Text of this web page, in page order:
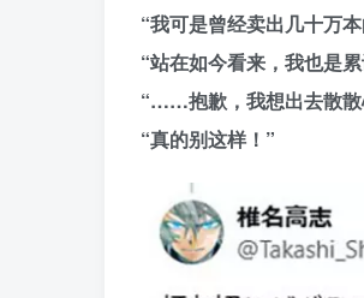
“我可是曾经卖出几十万
“站在如今看来，我也是
“……抱歉，我想出去散散
“真的别这样！”